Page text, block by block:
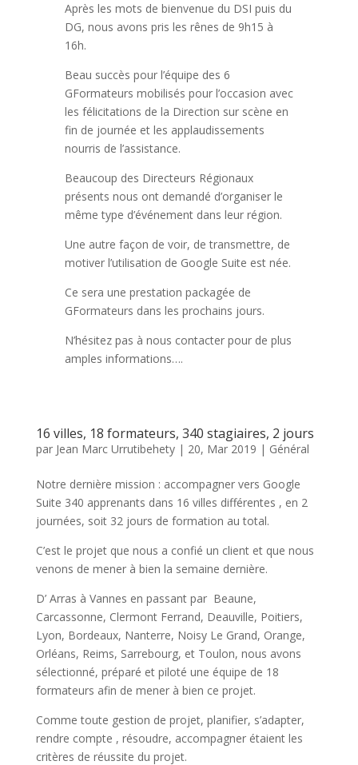
Après les mots de bienvenue du DSI puis du
DG, nous avons pris les rênes de 9h15 à
16h.
Beau succès pour l’équipe des 6
GFormateurs mobilisés pour l’occasion avec
les félicitations de la Direction sur scène en
fin de journée et les applaudissements
nourris de l’assistance.
Beaucoup des Directeurs Régionaux
présents nous ont demandé d’organiser le
même type d’événement dans leur région.
Une autre façon de voir, de transmettre, de
motiver l’utilisation de Google Suite est née.
Ce sera une prestation packagée de
GFormateurs dans les prochains jours.
N’hésitez pas à nous contacter pour de plus
amples informations….
16 villes, 18 formateurs, 340 stagiaires, 2 jours
par Jean Marc Urrutibehety| 20, Mar 2019 | Général
Notre dernière mission : accompagner vers Google
Suite 340 apprenants dans 16 villes différentes , en 2
journées, soit 32 jours de formation au total.
C’est le projet que nous a confié un client et que nous
venons de mener à bien la semaine dernière.
D’ Arras à Vannes en passant par Beaune,
Carcassonne, Clermont Ferrand, Deauville, Poitiers,
Lyon, Bordeaux, Nanterre, Noisy Le Grand, Orange,
Orléans, Reims, Sarrebourg, et Toulon, nous avons
sélectionné, préparé et piloté une équipe de 18
formateurs afin de mener à bien ce projet.
Comme toute gestion de projet, planifier, s’adapter,
rendre compte , résoudre, accompagner étaient les
critères de réussite du projet.